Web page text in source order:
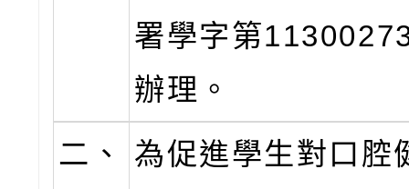
署學字第
辦理。
二、
為促進學生對口腔